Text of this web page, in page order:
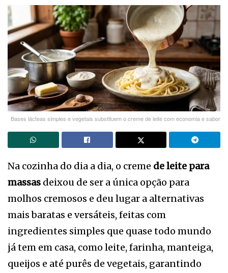
Bases lácteas simples e vegetais substituem o creme de leite com economia e sabor
Na cozinha do dia a dia, o creme de leite para
massas deixou de ser a única opção para
molhos cremosos e deu lugar a alternativas
mais baratas e versáteis, feitas com
ingredientes simples que quase todo mundo
já tem em casa, como leite, farinha, manteiga,
queijos e até purês de vegetais, garantindo